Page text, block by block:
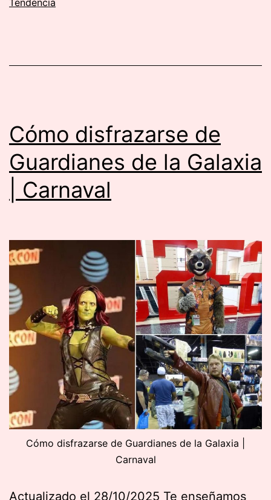
Cómo disfrazarse de
Guardianes de la Galaxia
| Carnaval
Cómo disfrazarse de Guardianes de la Galaxia |
Carnaval
Actualizado el 28/10/2025 Te enseñamos